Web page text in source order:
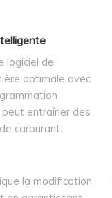
logiciel de
optimale avec
entraîner des
carburant.
la modification